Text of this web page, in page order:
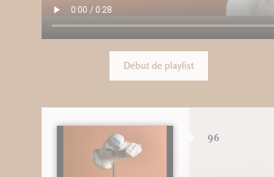
Début de playlist
96